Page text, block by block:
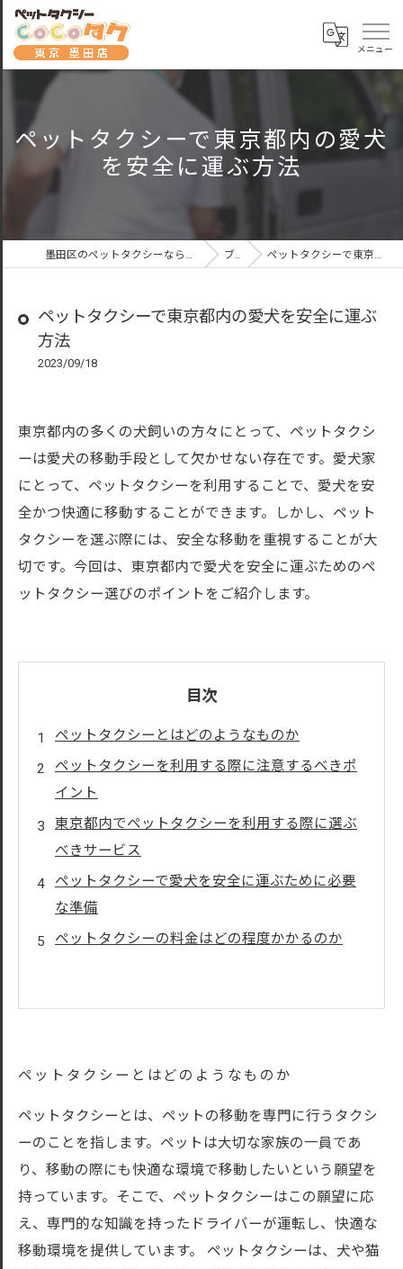
ペットタクシーで東京都内の愛犬
を安全に運ぶ方法
墨田区のペットタクシーならペットタクシーCoCoタク東京墨田店 ブログ ペットタクシーで東京都内の愛犬を安全に運ぶ方法
ペットタクシーで東京都内の愛犬を安全に運ぶ
方法
2023/09/18
東京都内の多くの犬飼いの方々にとって、ペットタクシ
ーは愛犬の移動手段として欠かせない存在です。愛犬家
にとって、ペットタクシーを利用することで、愛犬を安
全かつ快適に移動することができます。しかし、ペット
タクシーを選ぶ際には、安全な移動を重視することが大
切です。今回は、東京都内で愛犬を安全に運ぶためのペ
ットタクシー選びのポイントをご紹介します。
目次
ペットタクシーとはどのようなものか
ペットタクシーを利用する際に注意するべきポ
イント
東京都内でペットタクシーを利用する際に選ぶ
べきサービス
ペットタクシーで愛犬を安全に運ぶために必要
な準備
ペットタクシーの料金はどの程度かかるのか
ペットタクシーとはどのようなものか
ペットタクシーとは、ペットの移動を専門に行うタクシ
ーのことを指します。ペットは大切な家族の一員であ
り、移動の際にも快適な環境で移動したいという願望を
持っています。そこで、ペットタクシーはこの願望に応
え、専門的な知識を持ったドライバーが運転し、快適な
移動環境を提供しています。 ペットタクシーは、犬や猫